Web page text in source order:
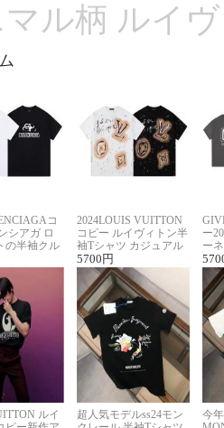
マル柄 ルイ
コ
シアガ ロ
の半袖クル
ャツ
2024LOUIS VUITTON
コピー ルイヴィトン半
袖Tシャツ カジュアル
に馴染む 2色展開
5700 円
ー
ー
ー
ルイ
超人気モデルss24モン
今